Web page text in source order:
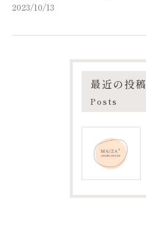
2023/10/13
最近の投稿
Posts